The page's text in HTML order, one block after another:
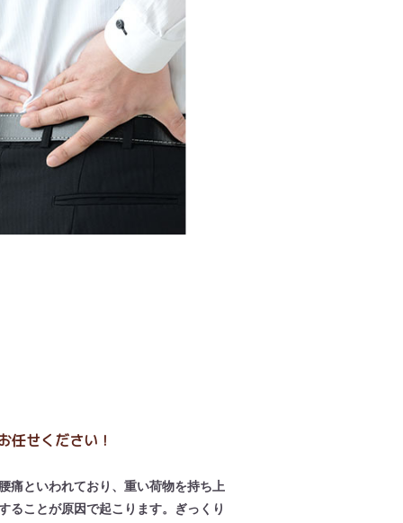
任せください！
痛といわれており、重い荷物を持ち上
ることが原因で起こります。ぎっくり